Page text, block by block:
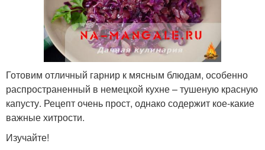
Готовим отличный гарнир к мясным блюдам, особенно
распространенный в немецкой кухне – тушеную красную
капусту. Рецепт очень прост, однако содержит кое-какие
важные хитрости.
Изучайте!